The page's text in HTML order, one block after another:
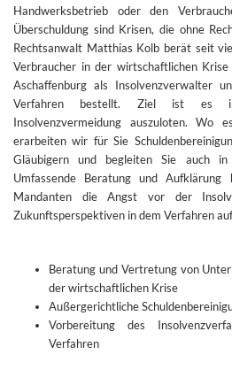
Handwerksbetrieb oder den
Überschuldung sind Krisen, die ohne
Rechtsanwalt Matthias Kolb berät seit
Verbraucher in der wirtschaftlichen
Aschaffenburg als Insolvenzverwalter
Verfahren bestellt. Ziel ist es
Insolvenzvermeidung auszuloten. Wo
erarbeiten wir für Sie
Gläubigern und begleiten Sie auch in
Umfassende Beratung und
Mandanten die Angst vor der
Zukunftsperspektiven in dem Verfahren
Beratung und Vertretung von
der wirtschaftlichen Krise
Außergerichtliche
Vorbereitung des
Verfahren